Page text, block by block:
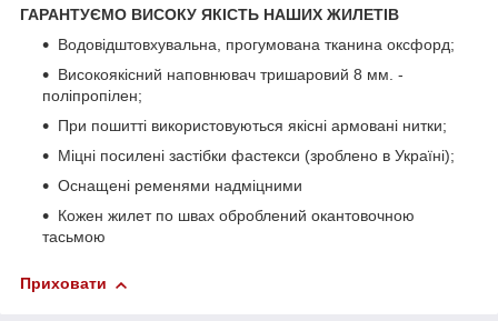
ГАРАНТУЄМО ВИСОКУ ЯКІСТЬ НАШИХ ЖИЛЕТІВ
Водовідштовхувальна, прогумована тканина оксфорд;
Високоякісний наповнювач тришаровий 8 мм. -
поліпропілен;
При пошитті використовуються якісні армовані нитки;
Міцні посилені застібки фастекси (зроблено в Україні);
Оснащені ременями надміцними
Кожен жилет по швах оброблений окантовочною
тасьмою
Приховати